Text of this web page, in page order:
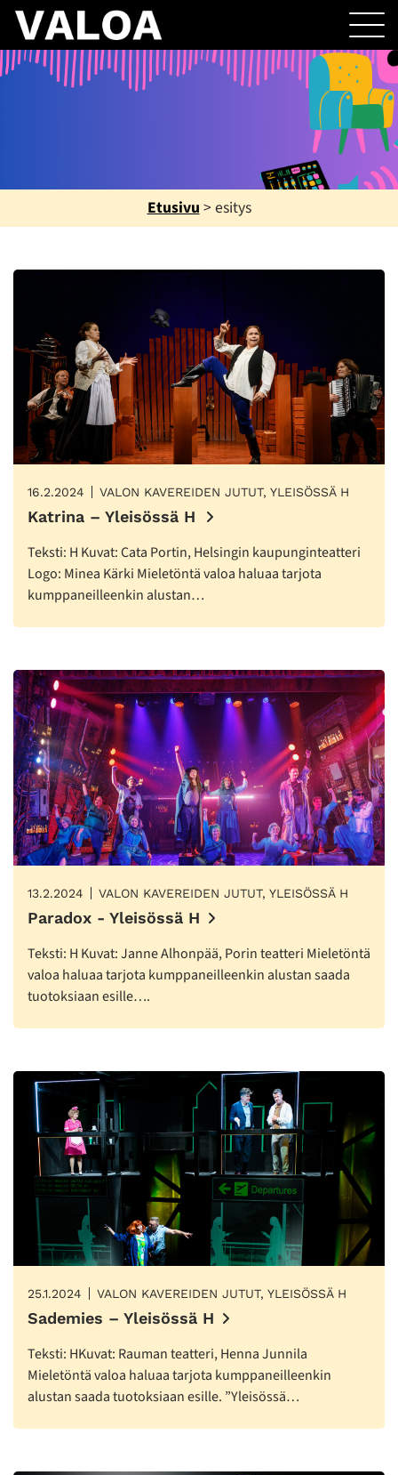
Etusivu > esitys
16.2.2024 VALON KAVEREIDEN JUTUT, YLEISÖSSÄ H
Katrina – Yleisössä H
Teksti: H Kuvat: Cata Portin, Helsingin kaupunginteatteri
Logo: Minea Kärki Mieletöntä valoa haluaa tarjota
kumppaneilleenkin alustan…
13.2.2024 VALON KAVEREIDEN JUTUT, YLEISÖSSÄ H
Paradox - Yleisössä H
Teksti: H Kuvat: Janne Alhonpää, Porin teatteri Mieletöntä
valoa haluaa tarjota kumppaneilleenkin alustan saada
tuotoksiaan esille….
25.1.2024 VALON KAVEREIDEN JUTUT, YLEISÖSSÄ H
Sademies – Yleisössä H
Teksti: HKuvat: Rauman teatteri, Henna Junnila
Mieletöntä valoa haluaa tarjota kumppaneilleenkin
alustan saada tuotoksiaan esille. ”Yleisössä…